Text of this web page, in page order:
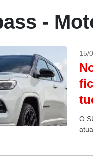
-
15/
O